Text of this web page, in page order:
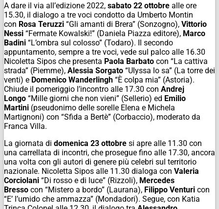
A dare il via all’edizione 2022, sabato 22 ottobre alle ore
15.30, il dialogo a tre voci condotto da Umberto Montin
con Rosa Teruzzi “Gli amanti di Brera” (Sonzogno), Vittorio
Nessi “Fermate Kowalski!” (Daniela Piazza editore), Marco
Badini “L’ombra sul colosso” (Todaro). Il secondo
appuntamento, sempre a tre voci, vede sul palco alle 16.30
Nicoletta Sipos che presenta Paola Barbato con “La cattiva
strada” (Piemme), Alessia Sorgato “Ulyssa lo sa” (La torre dei
venti) e Domenico Wanderlingh “È colpa mia” (Astoria).
Chiude il pomeriggio l’incontro alle 17.30 con Andrej
Longo “Mille giorni che non vieni” (Sellerio) ed Emilio
Martini (pseudonimo delle sorelle Elena e Michela
Martignoni) con “Sfida a Bertè” (Corbaccio), moderato da
Franca Villa.
La giornata di domenica 23 ottobre si apre alle 11.30 con
una carrellata di incontri, che prosegue fino alle 17.30, ancora
una volta con gli autori di genere più celebri sul territorio
nazionale. Nicoletta Sipos alle 11.30 dialoga con Valeria
Corciolani “Di rosso e di luce” (Rizzoli), Mercedes
Bresso con “Mistero a bordo” (Laurana), Filippo Venturi con
“E’ l’umido che ammazza” (Mondadori). Segue, con Katia